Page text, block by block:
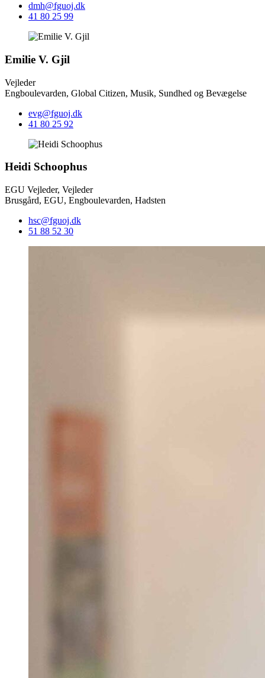
dmh@fguoj.dk
41 80 25 99
Emilie V. Gjil
Vejleder
Engboulevarden, Global Citizen, Musik, Sundhed og Bevægelse
evg@fguoj.dk
41 80 25 92
Heidi Schoophus
EGU Vejleder, Vejleder
Brusgård, EGU, Engboulevarden, Hadsten
hsc@fguoj.dk
51 88 52 30